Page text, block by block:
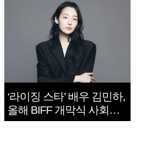
‘라이징 스타’ 배우 김민하,
올해 BIFF 개막식 사회자
확정